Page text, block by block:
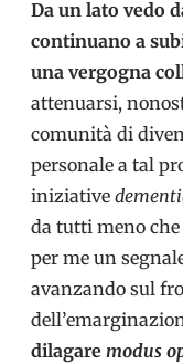
Da un lato vedo
continuano a
una vergogna
attenuarsi,
comunità di
personale a tal
iniziative
da tutti meno che
per me un
avanzando sul
dilagare modus